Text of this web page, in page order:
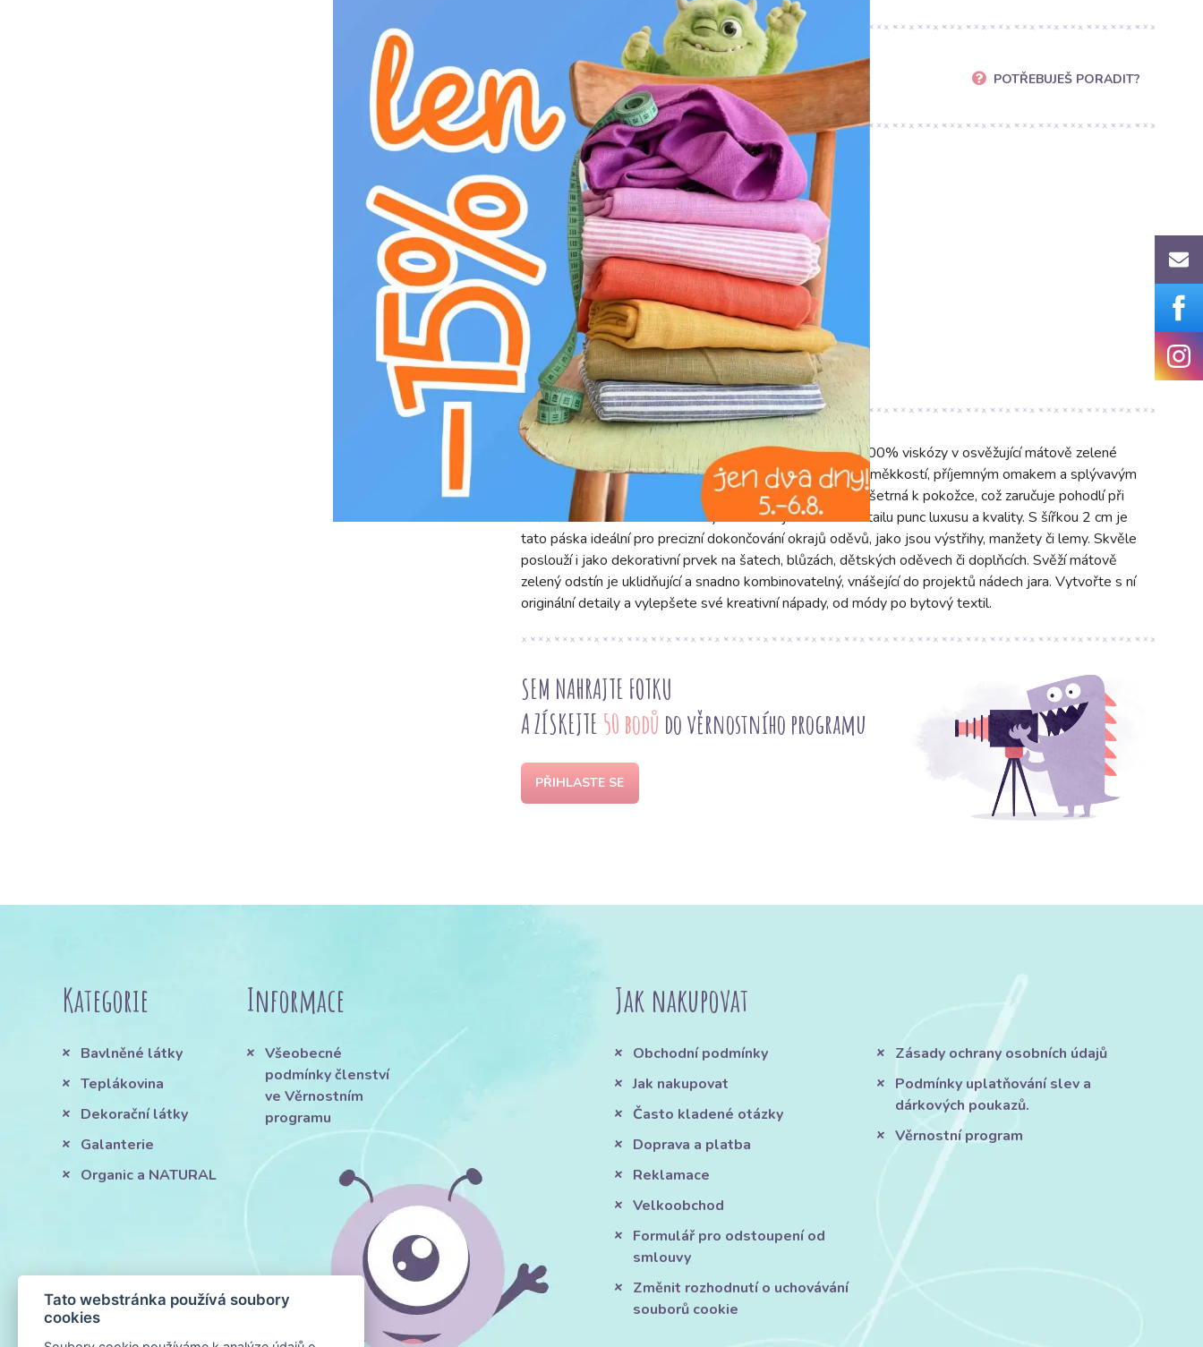
SDÍLET SDÍLET POTŘEBUJEŠ PORADIT?
Kategorie: Galanterie
Výrobce: Bubulákovo s.r.o www.bubulakovo.cz
Složení: 100%VI
Šířka: 2 cm
Motív: Jednobarevné
Barva: zelená
Objevte jemnost a eleganci s naší lemovací páskou ze 100% viskózy v osvěžující mátově zelené
barvě. Tento jednobarevný materiál se pyšní výjimečnou měkkostí, příjemným omakem a splývavým
vzhledem připomínajícím hedvábí. Viskóza je prodyšná a šetrná k pokožce, což zaručuje pohodlí při
nošení. Hladká struktura a lehký lesk dodají každému detailu punc luxusu a kvality. S šířkou 2 cm je
tato páska ideální pro precizní dokončování okrajů oděvů, jako jsou výstřihy, manžety či lemy. Skvěle
poslouží i jako dekorativní prvek na šatech, blůzách, dětských oděvech či doplňcích. Svěží mátově
zelený odstín je uklidňující a snadno kombinovatelný, vnášející do projektů nádech jara. Vytvořte s ní
originální detaily a vylepšete své kreativní nápady, od módy po bytový textil.
SEM NAHRAJTE FOTKU
A ZÍSKEJTE 50 bodů do věrnostního programu
PŘIHLASTE SE
Kategorie
Bavlněné látky
Teplákovina
Dekorační látky
Galanterie
Organic a NATURAL
Informace
Všeobecné
podmínky členství
ve Věrnostním
programu
Jak nakupovat
Obchodní podmínky
Jak nakupovat
Často kladené otázky
Doprava a platba
Reklamace
Velkoobchod
Formulář pro odstoupení od
smlouvy
Změnit rozhodnutí o uchovávání
souborů cookie
Zásady ochrany osobních údajů
Podmínky uplatňování slev a
dárkových poukazů.
Věrnostní program
Tato webstránka používá soubory
cookies